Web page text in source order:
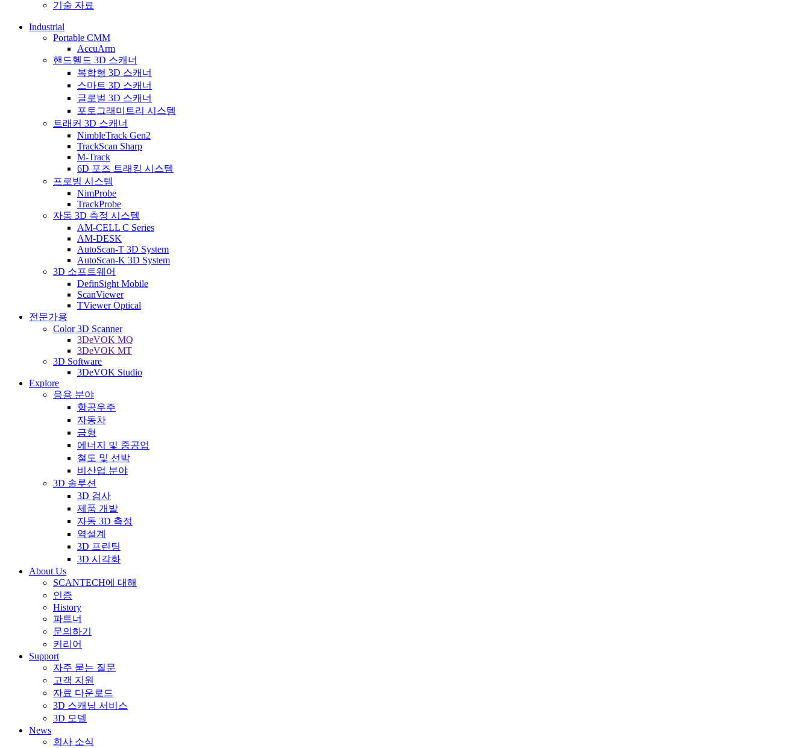
기술 자료
Industrial
Portable CMM
AccuArm
핸드헬드 3D 스캐너
복합형 3D 스캐너
스마트 3D 스캐너
글로벌 3D 스캐너
포토그래미트리 시스템
트래커 3D 스캐너
NimbleTrack Gen2
TrackScan Sharp
M-Track
6D 포즈 트래킹 시스템
프로빙 시스템
NimProbe
TrackProbe
자동 3D 측정 시스템
AM-CELL C Series
AM-DESK
AutoScan-T 3D System
AutoScan-K 3D System
3D 소프트웨어
DefinSight Mobile
ScanViewer
TViewer Optical
전문가용
Color 3D Scanner
3DeVOK MQ
3DeVOK MT
3D Software
3DeVOK Studio
Explore
응용 분야
항공우주
자동차
금형
에너지 및 중공업
철도 및 선박
비산업 분야
3D 솔루션
3D 검사
제품 개발
자동 3D 측정
역설계
3D 프린팅
3D 시각화
About Us
SCANTECH에 대해
인증
History
파트너
문의하기
커리어
Support
자주 묻는 질문
고객 지원
자료 다운로드
3D 스캐닝 서비스
3D 모델
News
회사 소식